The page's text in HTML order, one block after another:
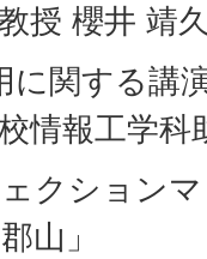
授 櫻井 靖
に関する講
情報工学科
ェクション
山」